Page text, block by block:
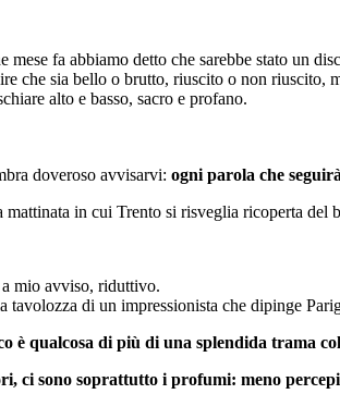
fa abbiamo detto che sarebbe stato un
che sia bello o brutto, riuscito o non riuscito,
alto e basso, sacro e profano.
doveroso avvisarvi: ogni parola che
in cui Trento si risveglia ricoperta del
a mio avviso, riduttivo.
tavolozza di un impressionista che dipinge
è qualcosa di più di una splendida trama
ci sono soprattutto i profumi: meno